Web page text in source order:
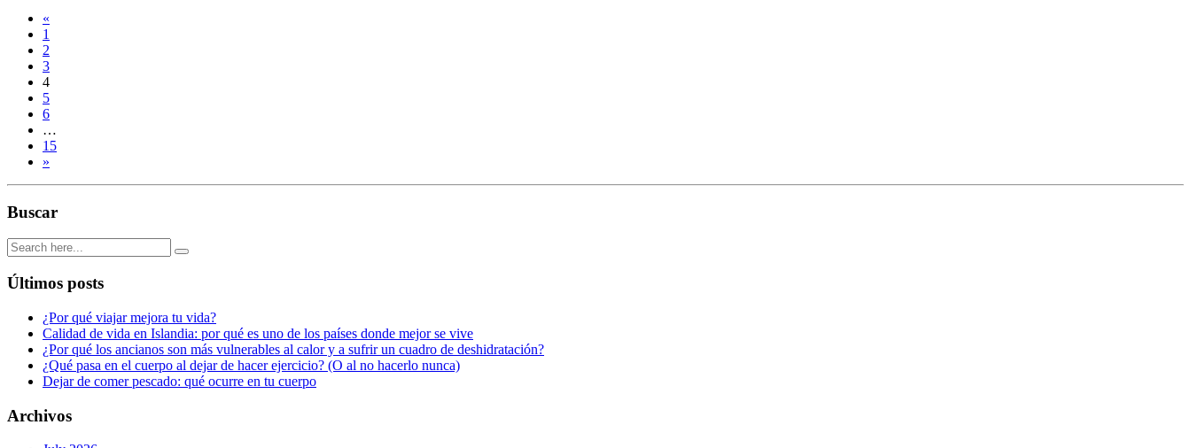
«
1
2
3
4
5
6
…
15
»
Buscar
Últimos posts
¿Por qué viajar mejora tu vida?
Calidad de vida en Islandia: por qué es uno de los países donde mejor se vive
¿Por qué los ancianos son más vulnerables al calor y a sufrir un cuadro de deshidratación?
¿Qué pasa en el cuerpo al dejar de hacer ejercicio? (O al no hacerlo nunca)
Dejar de comer pescado: qué ocurre en tu cuerpo
Archivos